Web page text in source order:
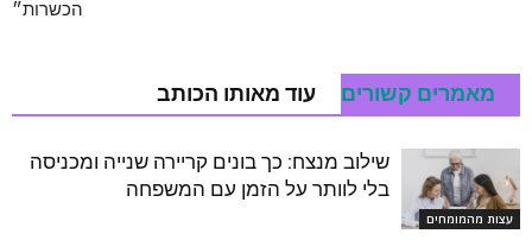
הכשרות״
מאמרים קשורים עוד מאותו הכותב
עצות מהמומחים
שילוב מנצח: כך בונים קריירה שנייה ומכניסה
בלי לוותר על הזמן עם המשפחה